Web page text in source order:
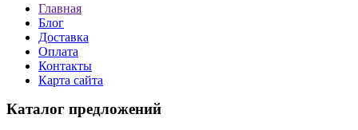
Главная
Блог
Доставка
Оплата
Контакты
Карта сайта
Каталог предложений